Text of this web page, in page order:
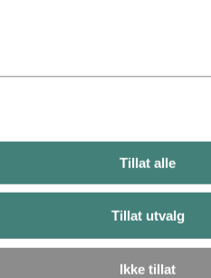
Tillat alle
Tillat utvalg
Ikke tillat